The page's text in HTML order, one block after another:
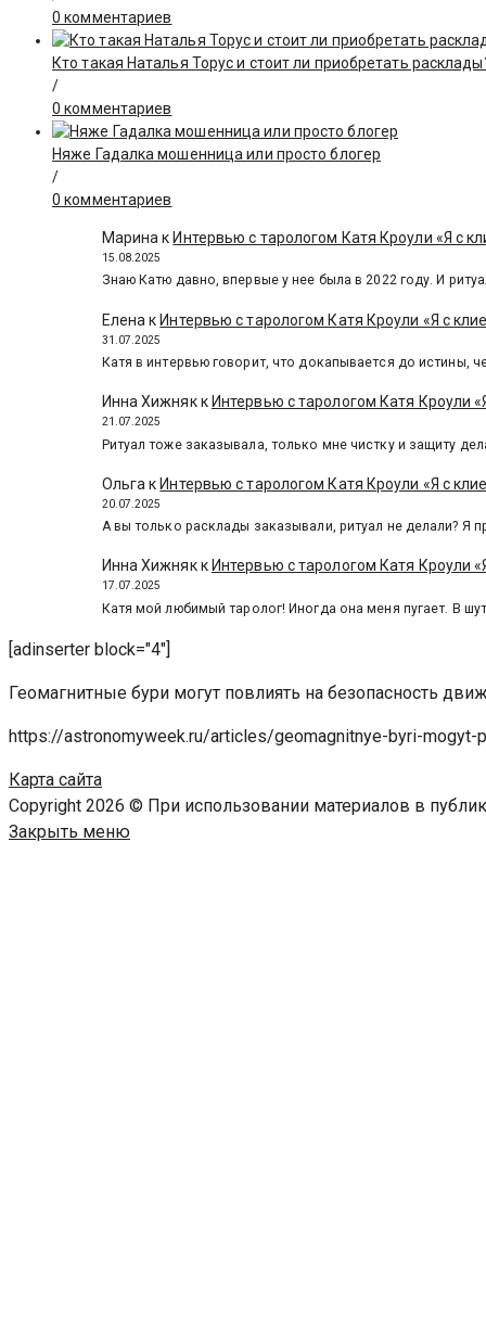
0 комментариев
Кто такая Наталья Торус и стоит ли приобретать
/
0 комментариев
Няже Гадалка мошенница или просто блогер
/
0 комментариев
Марина к Интервью с тарологом Катя Кроули «Я с
15.08.2025
Знаю Катю давно, впервые у нее была в 2022 году. И
Елена кИнтервью с тарологом Катя Кроули «Я с
31.07.2025
Катя в интервью говорит, что докапывается до истины,
Инна Хижнякк Интервью с тарологом Катя Кроули
21.07.2025
Ритуал тоже заказывала, только мне чистку и защиту
Ольга к Интервью с тарологом Катя Кроули «Я с
20.07.2025
А вы только расклады заказывали, ритуал не делали? Я
Инна Хижнякк Интервью с тарологом Катя Кроули
17.07.2025
Катя мой любимый таролог! Иногда она меня пугает. В
[adinserter block="4"]
Геомагнитные бури могут повлиять на безопасность
https://astronomyweek.ru/articles/geomagnitnye-byri-
Карта сайта
Copyright 2026 © При использовании материалов в
Закрыть меню